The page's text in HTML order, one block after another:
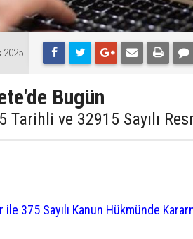
2025
Bugün
Tarihli ve 32915 Sayılı
ile 375 Sayılı Kanun Hükmünde